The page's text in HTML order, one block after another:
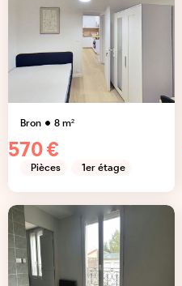
Bron 8m²
570 €
Pièces 1er étage